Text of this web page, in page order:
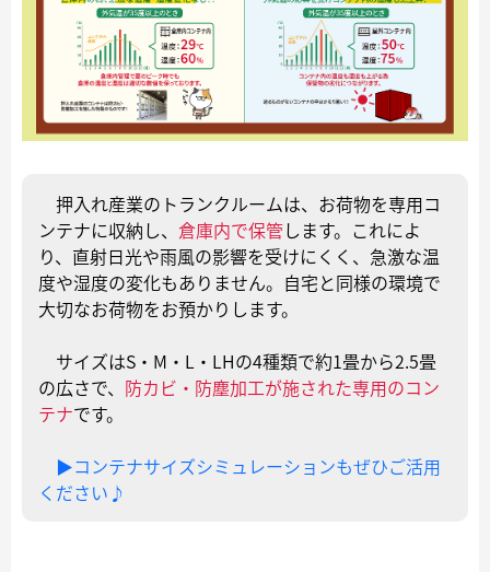
押入れ産業のトランクルームは、お荷物を専用コ
ンテナに収納し、 倉庫内で保管します。これによ
り、直射日光や雨風の影響を受けにくく、急激な温
度や湿度の変化もありません。自宅と同様の環境で
大切なお荷物をお預かりします。
サイズはS・M・L・LHの4種類で約1畳から2.5畳
の広さで、 防カビ・防塵加工が施された専用のコン
テナです。
▶コンテナサイズシミュレーションもぜひご活用
ください♪